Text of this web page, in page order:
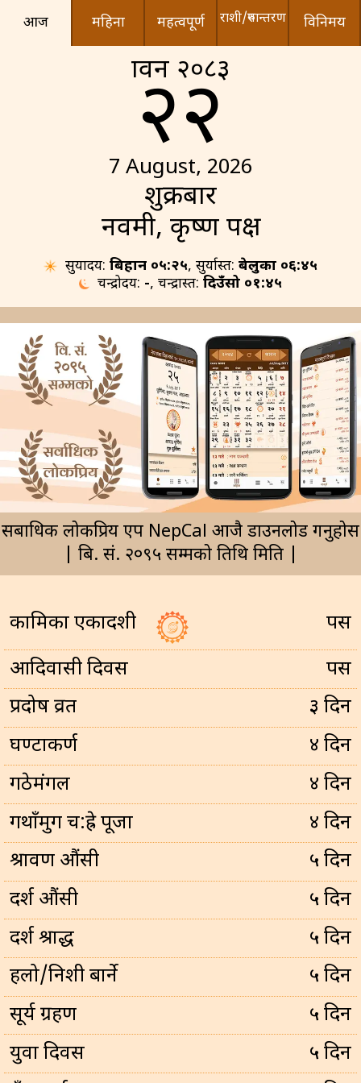
आज महिना महत्वपूर्ण राशी/रुपान्तरण विनिमय
श्रावन २०८३
२२
7 August, 2026
शुक्रबार
नवमी, कृष्ण पक्ष
सुर्योदय:बिहान ०५:२५, सुर्यास्त:बेलुका ०६:४५
चन्द्रोदय: -, चन्द्रास्त:दिउँसो ०१:४५
सर्बाधिक लोकप्रिय एप NepCal आजै डाउनलोड गर्नुहोस
| बि. सं. २०९५ सम्मको तिथि मिति |
कामिका एकादशी
पर्सि
आदिवासी दिवस
पर्सि
प्रदोष व्रत
३ दिन
घण्टाकर्ण
४ दिन
गठेमंगल
४ दिन
गथाँमुग च:ह्रे पूजा
४ दिन
श्रावण औंसी
५ दिन
दर्श औंसी
५ दिन
दर्श श्राद्ध
५ दिन
हलो/निशी बार्ने
५ दिन
सूर्य ग्रहण
५ दिन
युवा दिवस
५ दिन